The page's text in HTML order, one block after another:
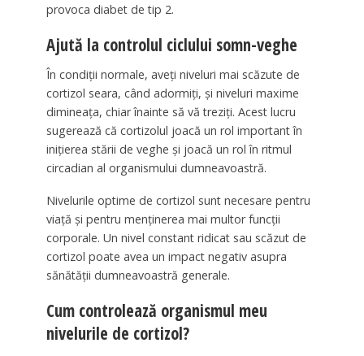
provoca diabet de tip 2.
Ajută la controlul ciclului somn-veghe
În condiții normale, aveți niveluri mai scăzute de
cortizol seara, când adormiți, și niveluri maxime
dimineața, chiar înainte să vă treziți. Acest lucru
sugerează că cortizolul joacă un rol important în
inițierea stării de veghe și joacă un rol în ritmul
circadian al organismului dumneavoastră.
Nivelurile optime de cortizol sunt necesare pentru
viață și pentru menținerea mai multor funcții
corporale. Un nivel constant ridicat sau scăzut de
cortizol poate avea un impact negativ asupra
sănătății dumneavoastră generale.
Cum controlează organismul meu
nivelurile de cortizol?